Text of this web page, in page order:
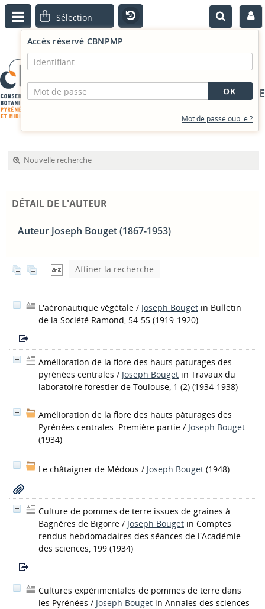
PORTAIL DOCUMENTAIRE
Accès réservé CBNPMP
Mot de passe oublié ?
Nouvelle recherche
DÉTAIL DE L'AUTEUR
Auteur Joseph Bouget (1867-1953)
Affiner la recherche
L'aéronautique végétale / Joseph Bouget in Bulletin
de la Société Ramond, 54-55 (1919-1920)
Amélioration de la flore des hauts paturages des
pyrénées centrales / Joseph Bouget in Travaux du
laboratoire forestier de Toulouse, 1 (2) (1934-1938)
Amélioration de la flore des hauts pâturages des
Pyrénées centrales. Première partie / Joseph Bouget
(1934)
Le châtaigner de Médous / Joseph Bouget (1948)
Culture de pommes de terre issues de graines à
Bagnères de Bigorre / Joseph Bouget in Comptes
rendus hebdomadaires des séances de l'Académie
des sciences, 199 (1934)
Cultures expérimentales de pommes de terre dans
les Pyrénées / Joseph Bouget in Annales des sciences